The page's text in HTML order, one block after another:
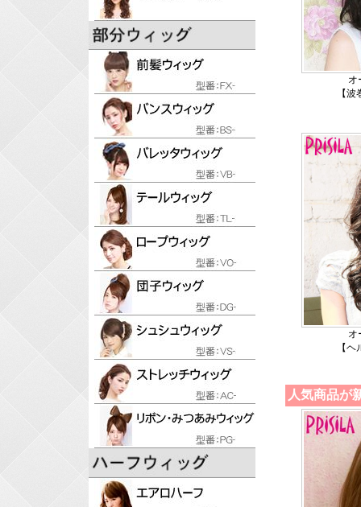
オ
【
オ
【
人気商品が